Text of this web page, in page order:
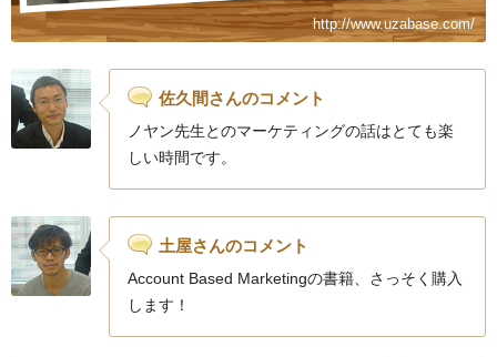
http://www.uzabase.com/
佐久間さんのコメント
ノヤン先生とのマーケティングの話はとても楽
しい時間です。
土屋さんのコメント
Account Based Marketingの書籍、さっそく購入
します！